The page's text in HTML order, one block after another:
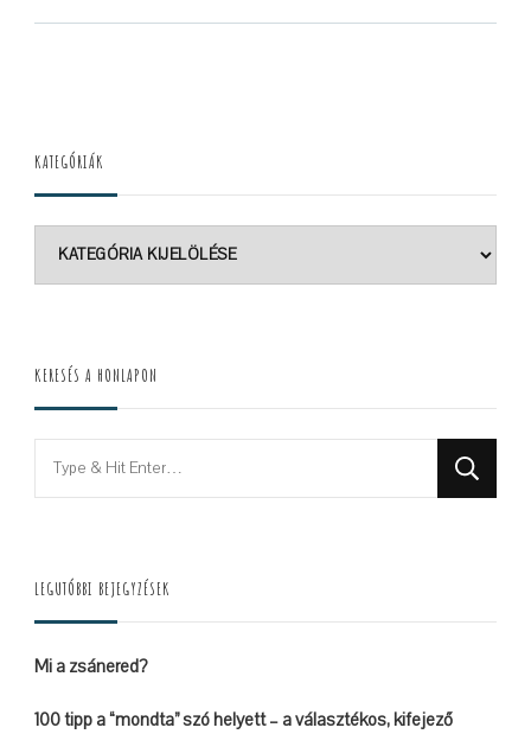
KATEGÓRIÁK
Kategóriák
KERESÉS A HONLAPON
Looking
for
LEGUTÓBBI BEJEGYZÉSEK
Mi a zsánered?
100 tipp a “mondta” szó helyett – a választékos, kifejező